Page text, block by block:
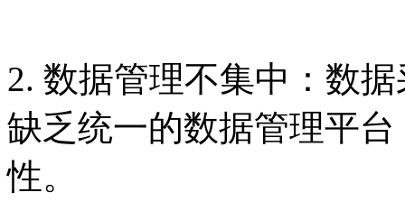
2. 数据管理不集中：数据
缺乏统一的数据管理平台
性。